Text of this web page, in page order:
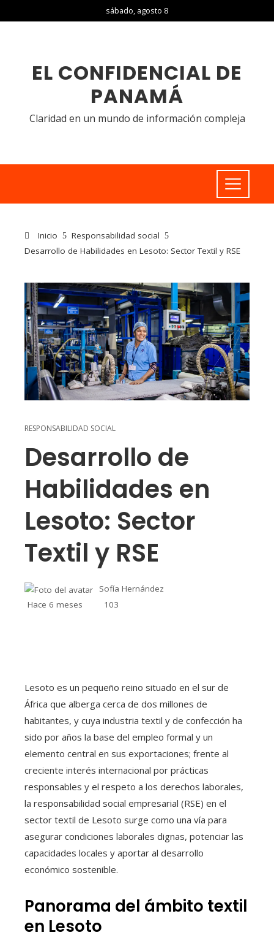
sábado, agosto 8
EL CONFIDENCIAL DE
PANAMÁ
Claridad en un mundo de información compleja
Inicio
Responsabilidad social
Desarrollo de Habilidades en Lesoto: Sector Textil y RSE
RESPONSABILIDAD SOCIAL
Desarrollo de
Habilidades en
Lesoto: Sector
Textil y RSE
Sofía Hernández
Hace 6 meses
103
Lesoto es un pequeño reino situado en el sur de
África que alberga cerca de dos millones de
habitantes, y cuya industria textil y de confección ha
sido por años la base del empleo formal y un
elemento central en sus exportaciones; frente al
creciente interés internacional por prácticas
responsables y el respeto a los derechos laborales,
la responsabilidad social empresarial (RSE) en el
sector textil de Lesoto surge como una vía para
asegurar condiciones laborales dignas, potenciar las
capacidades locales y aportar al desarrollo
económico sostenible.
Panorama del ámbito textil
en Lesoto